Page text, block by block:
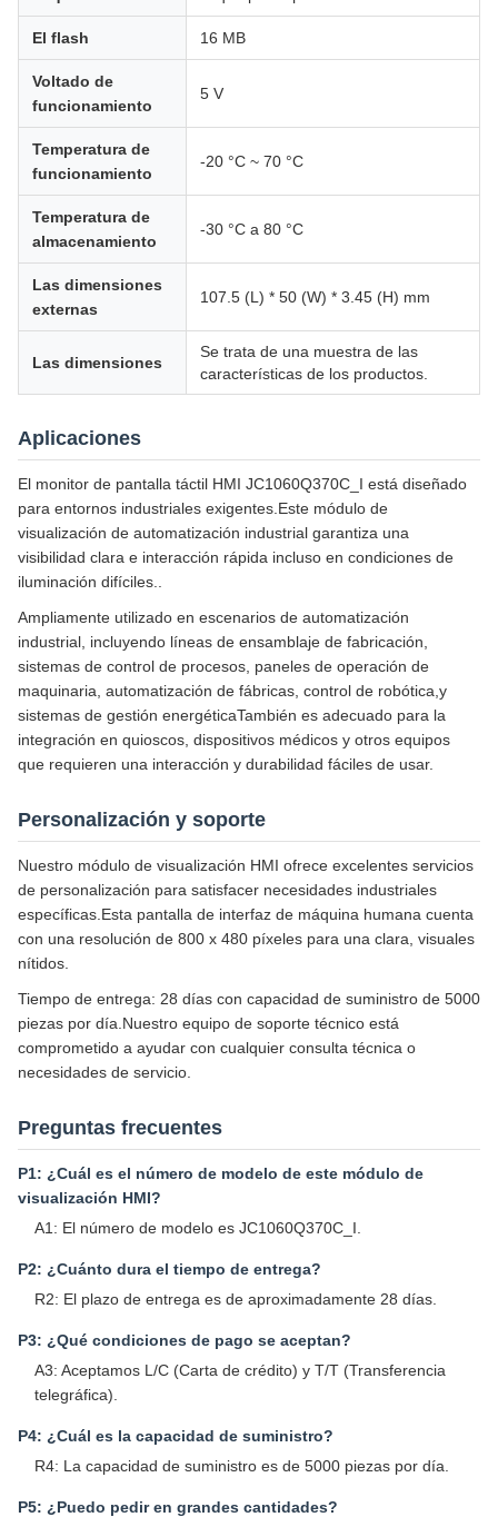
El flash 16 MB
Voltado de
funcionamiento
5 V
Temperatura de
funcionamiento
-20 °C ~ 70 °C
Temperatura de
almacenamiento
-30 °C a 80 °C
Las dimensiones
externas
107.5 (L) * 50 (W) * 3.45 (H) mm
Las dimensiones
Se trata de una muestra de las
características de los productos.
Aplicaciones
El monitor de pantalla táctil HMI JC1060Q370C_I está diseñado
para entornos industriales exigentes.Este módulo de
visualización de automatización industrial garantiza una
visibilidad clara e interacción rápida incluso en condiciones de
iluminación difíciles..
Ampliamente utilizado en escenarios de automatización
industrial, incluyendo líneas de ensamblaje de fabricación,
sistemas de control de procesos, paneles de operación de
maquinaria, automatización de fábricas, control de robótica,y
sistemas de gestión energéticaTambién es adecuado para la
integración en quioscos, dispositivos médicos y otros equipos
que requieren una interacción y durabilidad fáciles de usar.
Personalización y soporte
Nuestro módulo de visualización HMI ofrece excelentes servicios
de personalización para satisfacer necesidades industriales
específicas.Esta pantalla de interfaz de máquina humana cuenta
con una resolución de 800 x 480 píxeles para una clara, visuales
nítidos.
Tiempo de entrega: 28 días con capacidad de suministro de 5000
piezas por día.Nuestro equipo de soporte técnico está
comprometido a ayudar con cualquier consulta técnica o
necesidades de servicio.
Preguntas frecuentes
P1: ¿Cuál es el número de modelo de este módulo de
visualización HMI?
A1: El número de modelo es JC1060Q370C_I.
P2: ¿Cuánto dura el tiempo de entrega?
R2: El plazo de entrega es de aproximadamente 28 días.
P3: ¿Qué condiciones de pago se aceptan?
A3: Aceptamos L/C (Carta de crédito) y T/T (Transferencia
telegráfica).
P4: ¿Cuál es la capacidad de suministro?
R4: La capacidad de suministro es de 5000 piezas por día.
P5: ¿Puedo pedir en grandes cantidades?